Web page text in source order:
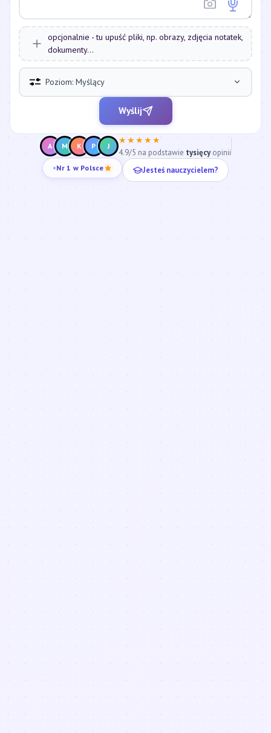
opcjonalnie - tu upuść pliki, np. obrazy, zdjęcia notatek,
dokumenty...
Poziom: Myślący
Wyślij
A M K P J
★★★★★
4.9/5 na podstawie tysięcyopinii
Nr 1 w Polsce Jesteś nauczycielem?